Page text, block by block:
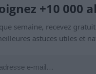
+10 000
semaine, recevez
astuces utiles et